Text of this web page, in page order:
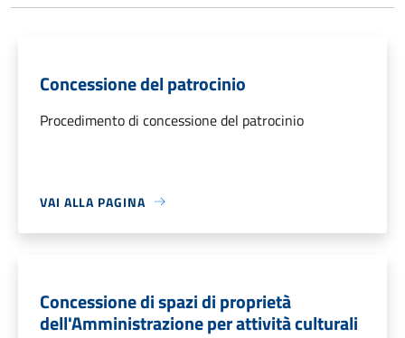
Concessione del patrocinio
Procedimento di concessione del patrocinio
VAI ALLA PAGINA
Concessione di spazi di proprietà
dell'Amministrazione per attività culturali